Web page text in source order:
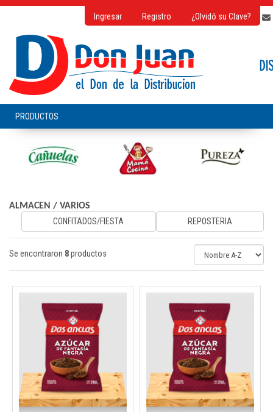
Ingresar Registro ¿Olvidó su Clave?
ALMACEN / VARIOS
CONFITADOS/FIESTA
REPOSTERIA
Se encontraron 8productos